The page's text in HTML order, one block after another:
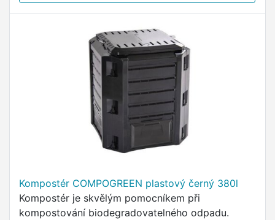
Kompostér COMPOGREEN plastový černý 380l
Kompostér je skvělým pomocníkem při
kompostování biodegradovatelného odpadu.